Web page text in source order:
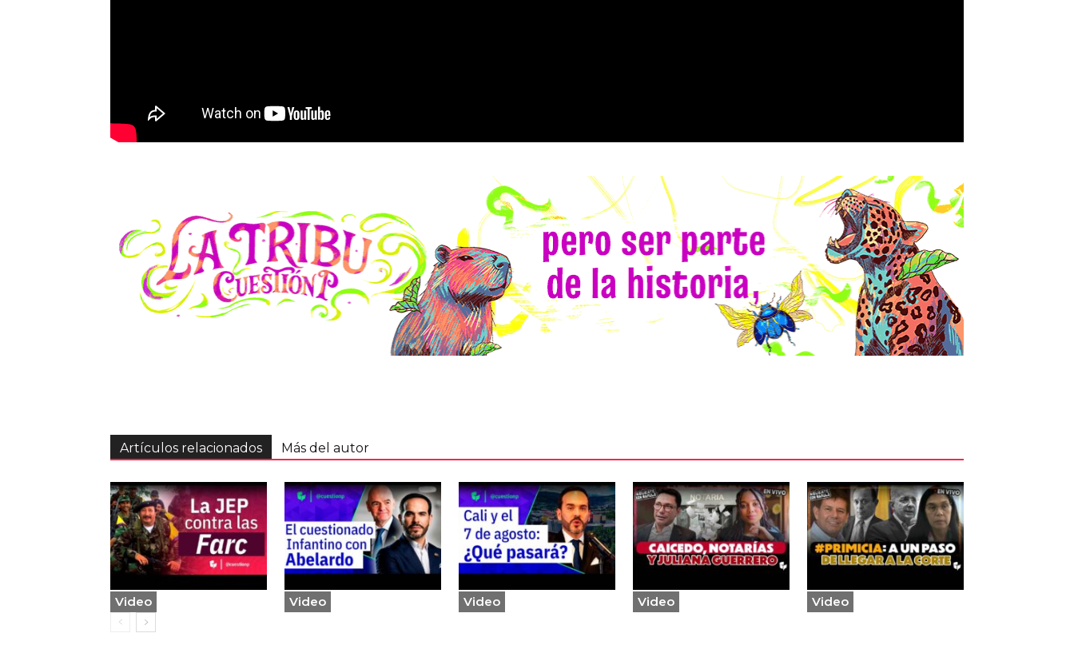
Artículos relacionados Más del autor
Video Video Video Video Video